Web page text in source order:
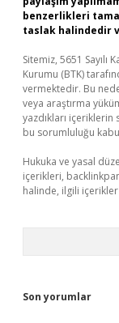
benzerlikleri
taslak halindedir
Sitemiz, 5651
Kurumu (BTK)
vermektedir. Bu
veya araştırma
yazdıkları
bu sorumluluğu
Hukuka ve yasal
içerikleri,
halinde, ilgili
Son yorumlar